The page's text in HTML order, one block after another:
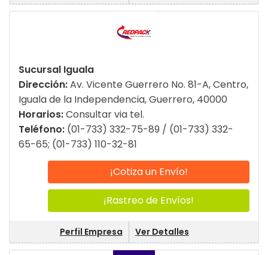
Sucursal Iguala
Dirección:Av. Vicente Guerrero No. 81-A, Centro,
Iguala de la Independencia, Guerrero, 40000
Horarios:Consultar via tel.
Teléfono: (01-733) 332-75-89 / (01-733) 332-
65-65; (01-733) 110-32-81
¡Cotiza un Envío!
¡Rastreo de Envíos!
Perfil Empresa Ver Detalles